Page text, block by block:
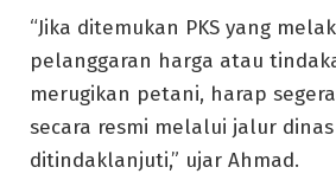
“Jika ditemukan PKS yang
pelanggaran harga atau
merugikan petani, harap
secara resmi melalui jalur
ditindaklanjuti,” ujar Ahmad.